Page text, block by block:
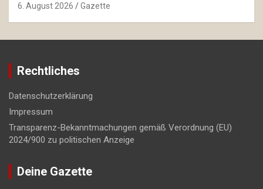
6. August 2026 Gazette
Rechtliches
Datenschutzerklärung
Impressum
Transparenz-Bekanntmachungen gemäß Verordnung (EU)
2024/900 zu politischen Anzeige
Deine Gazette